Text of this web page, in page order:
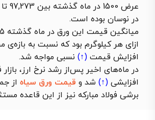
در نوسان بوده است.
ازای هر کیلوگرم بود که نسبت به بازه‌ی
افزایش قیمت (↑) نسبی مواجه شد.
در ماه‌های اخیر پس‌از رشد نرخ ارز، بازار
افزایشی (↑) شد و قیمت ورق سیاه از
برشی فولاد مبارکه نیز از این قاعده